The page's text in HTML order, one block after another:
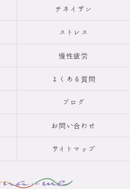
チネイザン
ストレス
慢性疲労
よくある質問
ブログ
お問い合わせ
サイトマップ